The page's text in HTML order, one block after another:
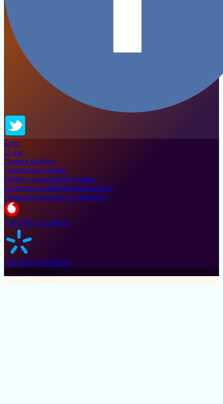
Блог
О нас
График работы
Гарантия и сервис
Обмен или возврат товара
Политика конфиденциальности
Пользовательское соглашение
+38 (095) 513-00-11
+38 (093) 513-00-11
© 2025 Cylinder